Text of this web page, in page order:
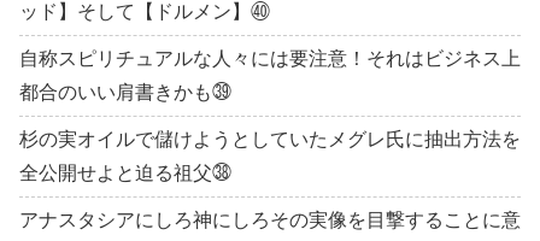
ッド】そして【ドルメン】㊵
自称スピリチュアルな人々には要注意！それはビジネス上
都合のいい肩書きかも㊴
杉の実オイルで儲けようとしていたメグレ氏に抽出方法を
全公開せよと迫る祖父㊳
アナスタシアにしろ神にしろその実像を目撃することに意